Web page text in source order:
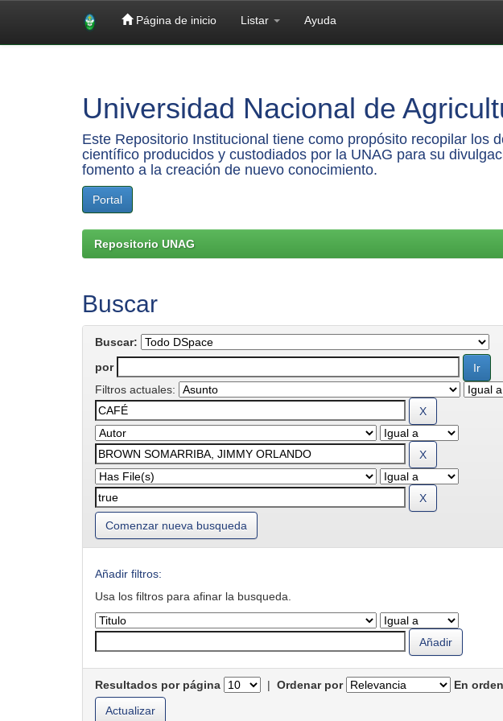
Página de inicio Listar Ayuda
Universidad Nacional de
Este Repositorio Institucional tiene como propósito recopilar los
científico producidos y custodiados por la UNAG para su
fomento a la creación de nuevo conocimiento.
Portal
Repositorio UNAG
Buscar
Buscar:
por
Filtros actuales:
Comenzar nueva busqueda
Añadir filtros:
Usa los filtros para afinar la busqueda.
Resultados por página | Ordenar por En orden